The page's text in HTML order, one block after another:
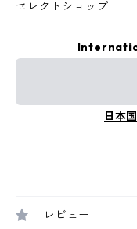
セレクトショップ
日本
レビュー